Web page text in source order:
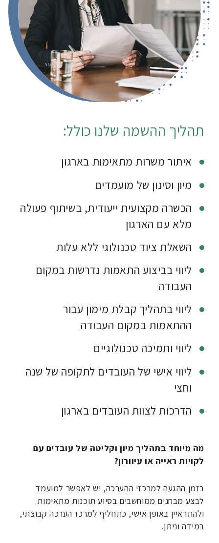
תהליך ההשמה שלנו כולל:
איתור משרות מתאימות בארגון
מיון וסינון של מועמדים
הכשרה מקצועית ייעודית, בשיתוף פעולה
מלא עם הארגון
השאלת ציוד טכנולוגי ללא עלות
ליווי בביצוע התאמות נדרשות במקום
העבודה
ליווי בתהליך קבלת מימון עבור
ההתאמות במקום העבודה
ליווי ותמיכה טכנולוגיים
ליווי אישי של העובדים לתקופה של שנה
וחצי
הדרכות לצוות העובדים בארגון
מה מיוחד בתהליך מיון וקליטה של עובדים עם
לקויות ראייה או עיוורון?
בזמן ההגעה למרכזי ההערכה, יש לאפשר למועמד
לבצע מבחנים ממוחשבים בסיוע תוכנות מתאימות
ולהתראיין באופן אישי, כתחליף למרכז הערכה קבוצתי,
במידה וניתן.